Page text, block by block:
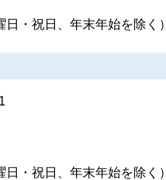
・祝日、年末年始を除く）
・祝日、年末年始を除く）